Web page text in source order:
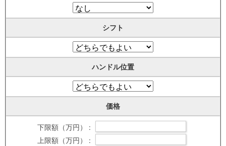
シフト
ハンドル位置
価格
下限額（万円） :
上限額（万円） :